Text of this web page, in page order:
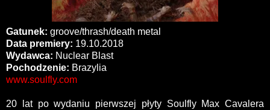
Gatunek: groove/thrash/death metal
Data premiery: 19.10.2018
Wydawca: Nuclear Blast
Pochodzenie: Brazylia
www.soulfly.com
20 lat po wydaniu pierwszej płyty Soulfly Max Cavalera